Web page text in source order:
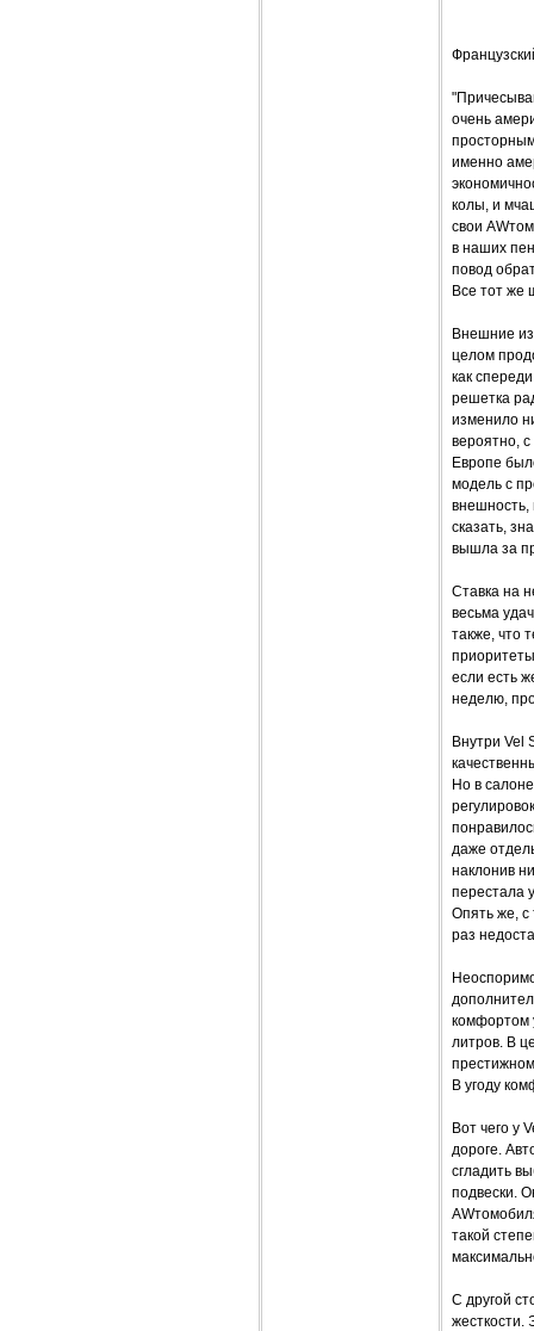
очень
именно
колы, и
свои
в наших
повод
Все тот же
Внешние
целом
как
решетка
изменило
вероятно,
Европе
модель с
внешность,
сказать,
вышла за
Ставка на
весьма
также, что
если есть
неделю,
Внутри Vel
Но в
даже
наклонив
перестала
Опять же, с
раз
комфортом
литров. В
В угоду
Вот чего у
дороге.
сгладить
подвески.
такой
С другой
жесткости.